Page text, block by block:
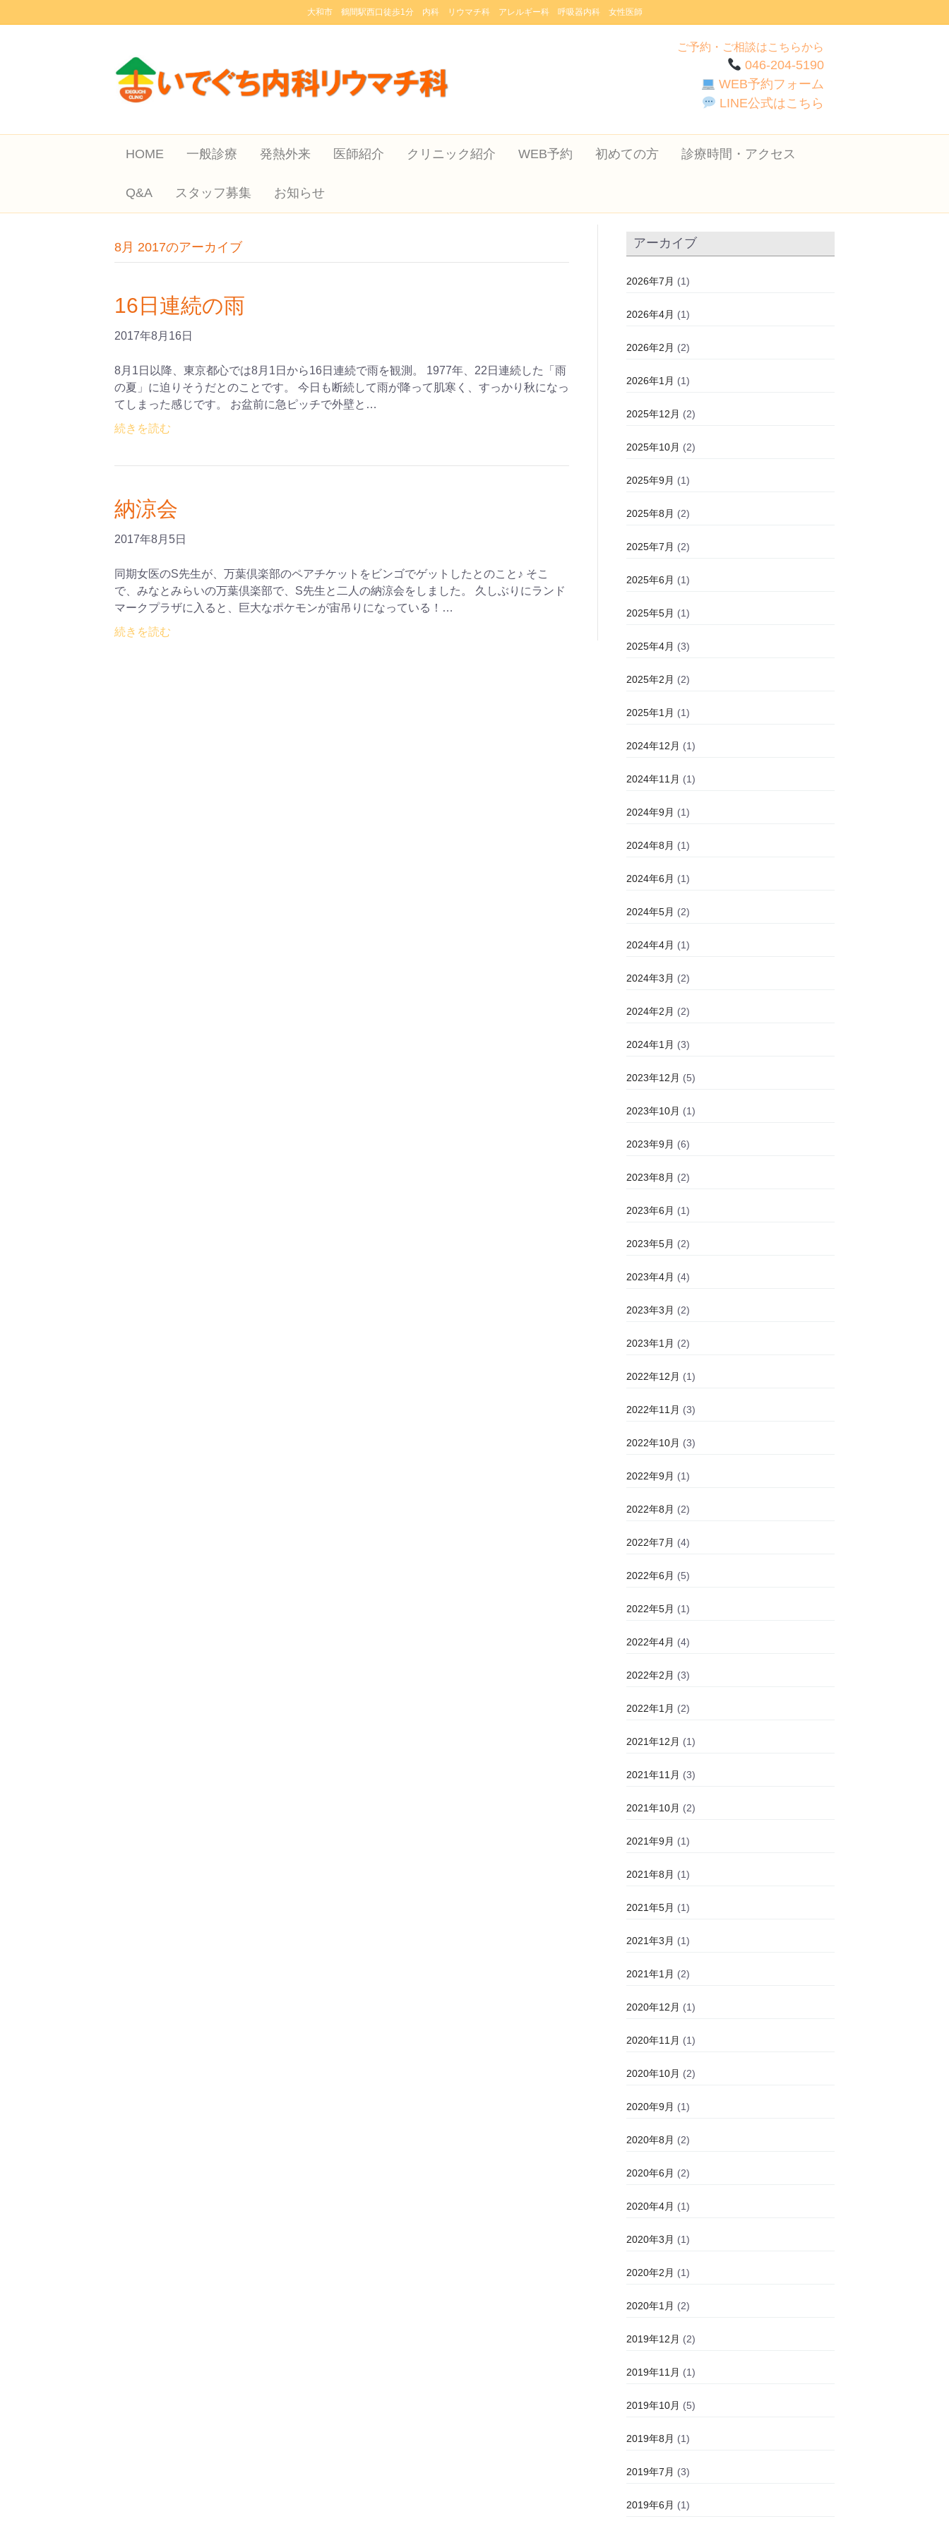
大和市 鶴間駅西口徒歩1分 内科 リウマチ科 アレルギー科 呼吸器内科 女性医師
ご予約・ご相談はこちらから
046-204-5190
WEB予約フォーム
LINE公式はこちら
HOME 一般診療 発熱外来 医師紹介 クリニック紹介 WEB予約 初めての方 診療時間・アクセス
Q&A スタッフ募集 お知らせ
8月 2017のアーカイブ
16日連続の雨
2017年8月16日
8月1日以降、東京都心では8月1日から16日連続で雨を観測。 1977年、22日連続した「雨
の夏」に迫りそうだとのことです。 今日も断続して雨が降って肌寒く、すっかり秋になっ
てしまった感じです。 お盆前に急ピッチで外壁と…
続きを読む
納涼会
2017年8月5日
同期女医のS先生が、万葉倶楽部のペアチケットをビンゴでゲットしたとのこと♪ そこ
で、みなとみらいの万葉倶楽部で、S先生と二人の納涼会をしました。 久しぶりにランド
マークプラザに入ると、巨大なポケモンが宙吊りになっている！…
続きを読む
アーカイブ
2026年7月 (1)
2026年4月 (1)
2026年2月 (2)
2026年1月 (1)
2025年12月 (2)
2025年10月 (2)
2025年9月 (1)
2025年8月 (2)
2025年7月 (2)
2025年6月 (1)
2025年5月 (1)
2025年4月 (3)
2025年2月 (2)
2025年1月 (1)
2024年12月 (1)
2024年11月 (1)
2024年9月 (1)
2024年8月 (1)
2024年6月 (1)
2024年5月 (2)
2024年4月 (1)
2024年3月 (2)
2024年2月 (2)
2024年1月 (3)
2023年12月 (5)
2023年10月 (1)
2023年9月 (6)
2023年8月 (2)
2023年6月 (1)
2023年5月 (2)
2023年4月 (4)
2023年3月 (2)
2023年1月 (2)
2022年12月 (1)
2022年11月 (3)
2022年10月 (3)
2022年9月 (1)
2022年8月 (2)
2022年7月 (4)
2022年6月 (5)
2022年5月 (1)
2022年4月 (4)
2022年2月 (3)
2022年1月 (2)
2021年12月 (1)
2021年11月 (3)
2021年10月 (2)
2021年9月 (1)
2021年8月 (1)
2021年5月 (1)
2021年3月 (1)
2021年1月 (2)
2020年12月 (1)
2020年11月 (1)
2020年10月 (2)
2020年9月 (1)
2020年8月 (2)
2020年6月 (2)
2020年4月 (1)
2020年3月 (1)
2020年2月 (1)
2020年1月 (2)
2019年12月 (2)
2019年11月 (1)
2019年10月 (5)
2019年8月 (1)
2019年7月 (3)
2019年6月 (1)